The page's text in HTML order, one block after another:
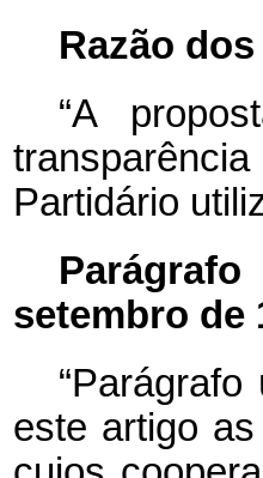
Razão
“A
Partidário
setembro de
este artigo